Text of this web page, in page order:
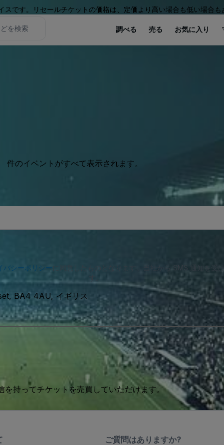
です。リセールチケットの価格は、定価より高い場合も低い場合も
調べる 売る お気に入り
のイベントがすべて表示されます。
バシーポリシー に同意したものとなります。当社から SMS 通知を
BA4 4AU, イギリス
持ってチケットを売買していただけます。
ご質問はありますか?